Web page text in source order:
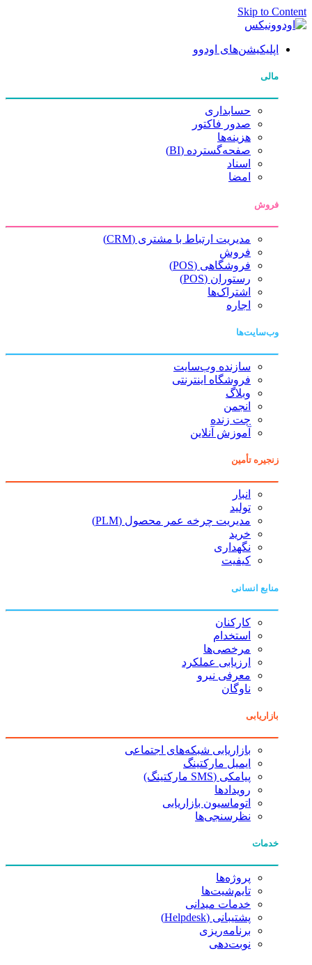
Skip to Content
اپلیکیشن‌های اودوو
مالی
حسابداری
صدور فاکتور
هزینه‌ها
صفحه‌گسترده (BI)
اسناد
امضا
فروش
مدیریت ارتباط با مشتری (CRM)
فروش
فروشگاهی (POS)
رستوران (POS)
اشتراک‌ها
اجاره
وب‌سایت‌ها
سازنده وب‌سایت
فروشگاه اینترنتی
وبلاگ
انجمن
چت زنده
آموزش آنلاین
زنجیره تأمین
انبار
تولید
مدیریت چرخه عمر محصول (PLM)
خرید
نگهداری
کیفیت
منابع انسانی
کارکنان
استخدام
مرخصی‌ها
ارزیابی عملکرد
معرفی نیرو
ناوگان
بازاریابی
بازاریابی شبکه‌های اجتماعی
ایمیل مارکتینگ
پیامکی (SMS مارکتینگ)
رویدادها
اتوماسیون بازاریابی
نظرسنجی‌ها
خدمات
پروژه‌ها
تایم‌شیت‌ها
خدمات میدانی
پشتیبانی (Helpdesk)
برنامه‌ریزی
نوبت‌دهی